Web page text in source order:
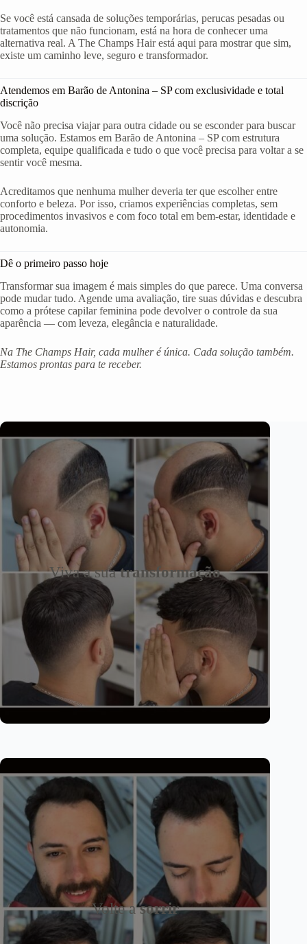
Se você está cansada de soluções temporárias, perucas pesadas ou
tratamentos que não funcionam, está na hora de conhecer uma
alternativa real. A The Champs Hair está aqui para mostrar que sim,
existe um caminho leve, seguro e transformador.
Atendemos em Barão de Antonina – SP com exclusividade e total
discrição
Você não precisa viajar para outra cidade ou se esconder para buscar
uma solução. Estamos em Barão de Antonina – SP com estrutura
completa, equipe qualificada e tudo o que você precisa para voltar a se
sentir você mesma.
Acreditamos que nenhuma mulher deveria ter que escolher entre
conforto e beleza. Por isso, criamos experiências completas, sem
procedimentos invasivos e com foco total em bem-estar, identidade e
autonomia.
Dê o primeiro passo hoje
Transformar sua imagem é mais simples do que parece. Uma conversa
pode mudar tudo. Agende uma avaliação, tire suas dúvidas e descubra
como a prótese capilar feminina pode devolver o controle da sua
aparência — com leveza, elegância e naturalidade.
Na The Champs Hair, cada mulher é única. Cada solução também.
Estamos prontas para te receber.
Viva a suatransformação
Volte asorrir